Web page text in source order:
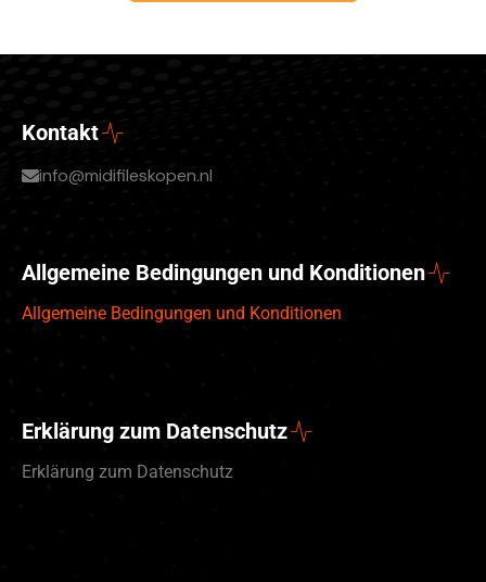
Kontakt
info@midifileskopen.nl
Allgemeine Bedingungen und Konditionen
Allgemeine Bedingungen und Konditionen
Erklärung zum Datenschutz
Erklärung zum Datenschutz